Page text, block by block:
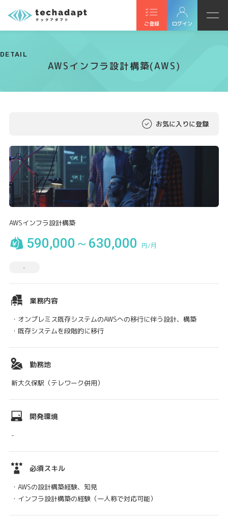
ご登録 ログイン
DETAIL
AWSインフラ設計構築(AWS)
お気に入りに登録
AWSインフラ設計構築
590,000～630,000 円/月
-
業務内容
・オンプレミス既存システムのAWSへの移行に伴う設計、構築
・既存システムを段階的に移行
勤務地
新大久保駅（テレワーク併用）
開発環境
-
必須スキル
・AWSの設計構築経験、知見
・インフラ設計構築の経験（一人称で対応可能）